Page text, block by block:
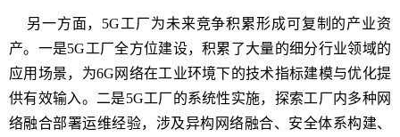
另一方面，5G工厂为未来竞争积累形成可复制的产业资
产。一是5G工厂全方位建设，积累了大量的细分行业领域的
应用场景，为6G网络在工业环境下的技术指标建模与优化提
供有效输入。二是5G工厂的系统性实施，探索工厂内多种网
络融合部署运维经验，涉及异构网络融合、安全体系构建、